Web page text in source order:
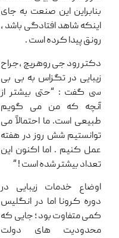
بنابراین این صنعت به جای
اینکه شاهد افتادگی باشد ،
رونق پیدا کرده است .
دکتر رود جی روهریچ ،جراح
زیبایی در تگزاس به بی بی
سی گفت : “حتی بیشتر از
آنچه که من می گویم
طبیعی است. ما احتمالاً می
توانستیم شش روز در هفته
عمل کنیم . اما اکنون این
تعداد بیشتر شده است ! “
اوضاع خدمات زیبایی در
دوره کرونا اما در انگلیس
کمی متفاوت بود ؛ جایی که
محدودیت های دولت